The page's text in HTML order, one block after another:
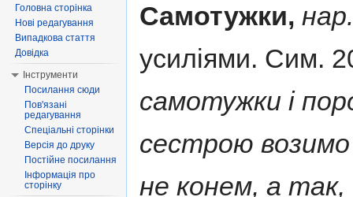
Самотужки,
усиліями. Сим.
самотужки і
сестрою возимо
не конем, а
Головна сторінка
Нові редагування
Випадкова стаття
Довідка
Інструменти
Посилання сюди
Пов'язані
редагування
Спеціальні сторінки
Версія до друку
Постійне посилання
Інформація про
сторінку